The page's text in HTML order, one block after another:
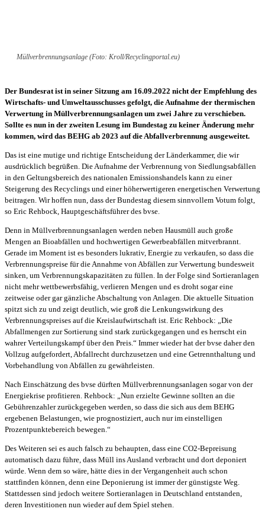
Müllverbrennungsanlage (Foto: Kroll/Recyclingportal.eu)
Der Bundesrat ist in seiner Sitzung am 16.09.2022 nicht der Empfehlung des
Wirtschafts- und Umweltausschusses gefolgt, die Aufnahme der thermischen
Verwertung in Müllverbrennungsanlagen um zwei Jahre zu verschieben.
Sollte es nun in der zweiten Lesung im Bundestag zu keiner Änderung mehr
kommen, wird das BEHG ab 2023 auf die Abfallverbrennung ausgeweitet.
Das ist eine mutige und richtige Entscheidung der Länderkammer, die wir
ausdrücklich begrüßen. Die Aufnahme der Verbrennung von Siedlungsabfällen
in den Geltungsbereich des nationalen Emissionshandels kann zu einer
Steigerung des Recyclings und einer höherwertigeren energetischen Verwertung
beitragen. Wir hoffen nun, dass der Bundestag diesem sinnvollem Votum folgt,
so Eric Rehbock, Hauptgeschäftsführer des bvse.
Denn in Müllverbrennungsanlagen werden neben Hausmüll auch große
Mengen an Bioabfällen und hochwertigen Gewerbeabfällen mitverbrannt.
Gerade im Moment ist es besonders lukrativ, Energie zu verkaufen, so dass die
Verbrennungspreise für die Annahme von Abfällen zur Verwertung bundesweit
sinken, um Verbrennungskapazitäten zu füllen. In der Folge sind Sortieranlagen
nicht mehr wettbewerbsfähig, verlieren Mengen und es droht sogar eine
zeitweise oder gar gänzliche Abschaltung von Anlagen. Die aktuelle Situation
spitzt sich zu und zeigt deutlich, wie groß die Lenkungswirkung des
Verbrennungspreises auf die Kreislaufwirtschaft ist. Eric Rehbock: „Die
Abfallmengen zur Sortierung sind stark zurückgegangen und es herrscht ein
wahrer Verteilungskampf über den Preis.“ Immer wieder hat der bvse daher den
Vollzug aufgefordert, Abfallrecht durchzusetzen und eine Getrennthaltung und
Vorbehandlung von Abfällen zu gewährleisten.
Nach Einschätzung des bvse dürften Müllverbrennungsanlagen sogar von der
Energiekrise profitieren. Rehbock: „Nun erzielte Gewinne sollten an die
Gebührenzahler zurückgegeben werden, so dass die sich aus dem BEHG
ergebenen Belastungen, wie prognostiziert, auch nur im einstelligen
Prozentpunktebereich bewegen.“
Des Weiteren sei es auch falsch zu behaupten, dass eine CO2-Bepreisung
automatisch dazu führe, dass Müll ins Ausland verbracht und dort deponiert
würde. Wenn dem so wäre, hätte dies in der Vergangenheit auch schon
stattfinden können, denn eine Deponierung ist immer der günstigste Weg.
Stattdessen sind jedoch weitere Sortieranlagen in Deutschland entstanden,
deren Investitionen nun wieder auf dem Spiel stehen.